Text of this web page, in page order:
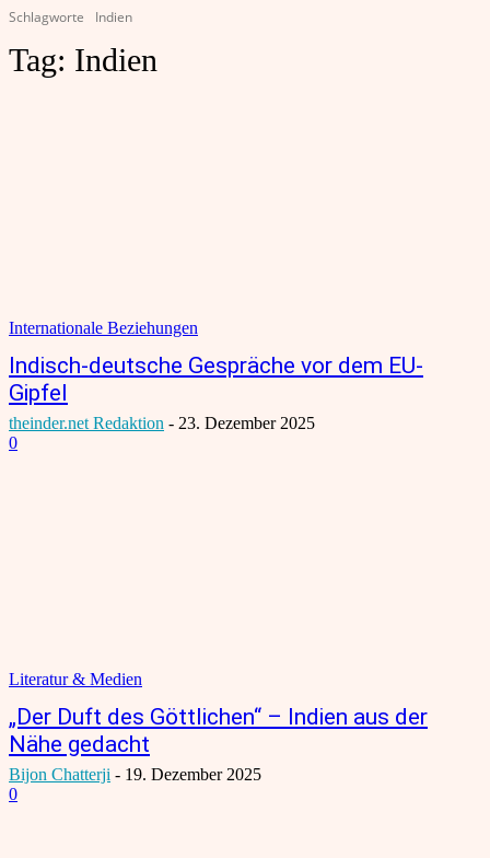
Schlagworte Indien
Tag: Indien
Internationale Beziehungen
Indisch-deutsche Gespräche vor dem EU-
Gipfel
theinder.net Redaktion - 23. Dezember 2025
0
Literatur & Medien
„Der Duft des Göttlichen“ – Indien aus der
Nähe gedacht
Bijon Chatterji - 19. Dezember 2025
0